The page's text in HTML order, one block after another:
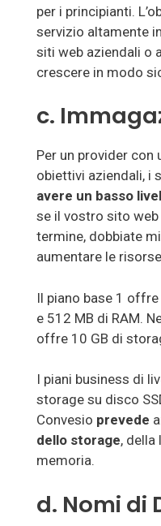
per i principianti.
servizio altamente
siti web aziendali o
crescere in modo
c.
Per un provider con
obiettivi aziendali, i
avere un basso
se il vostro sito
termine, dobbiate
aumentare le
Il piano base 1
e 512 MB di RAM.
offre 10 GB di
I piani business di
storage su disco
Convesio prevede
dello storage, della
memoria.
d. Nomi di